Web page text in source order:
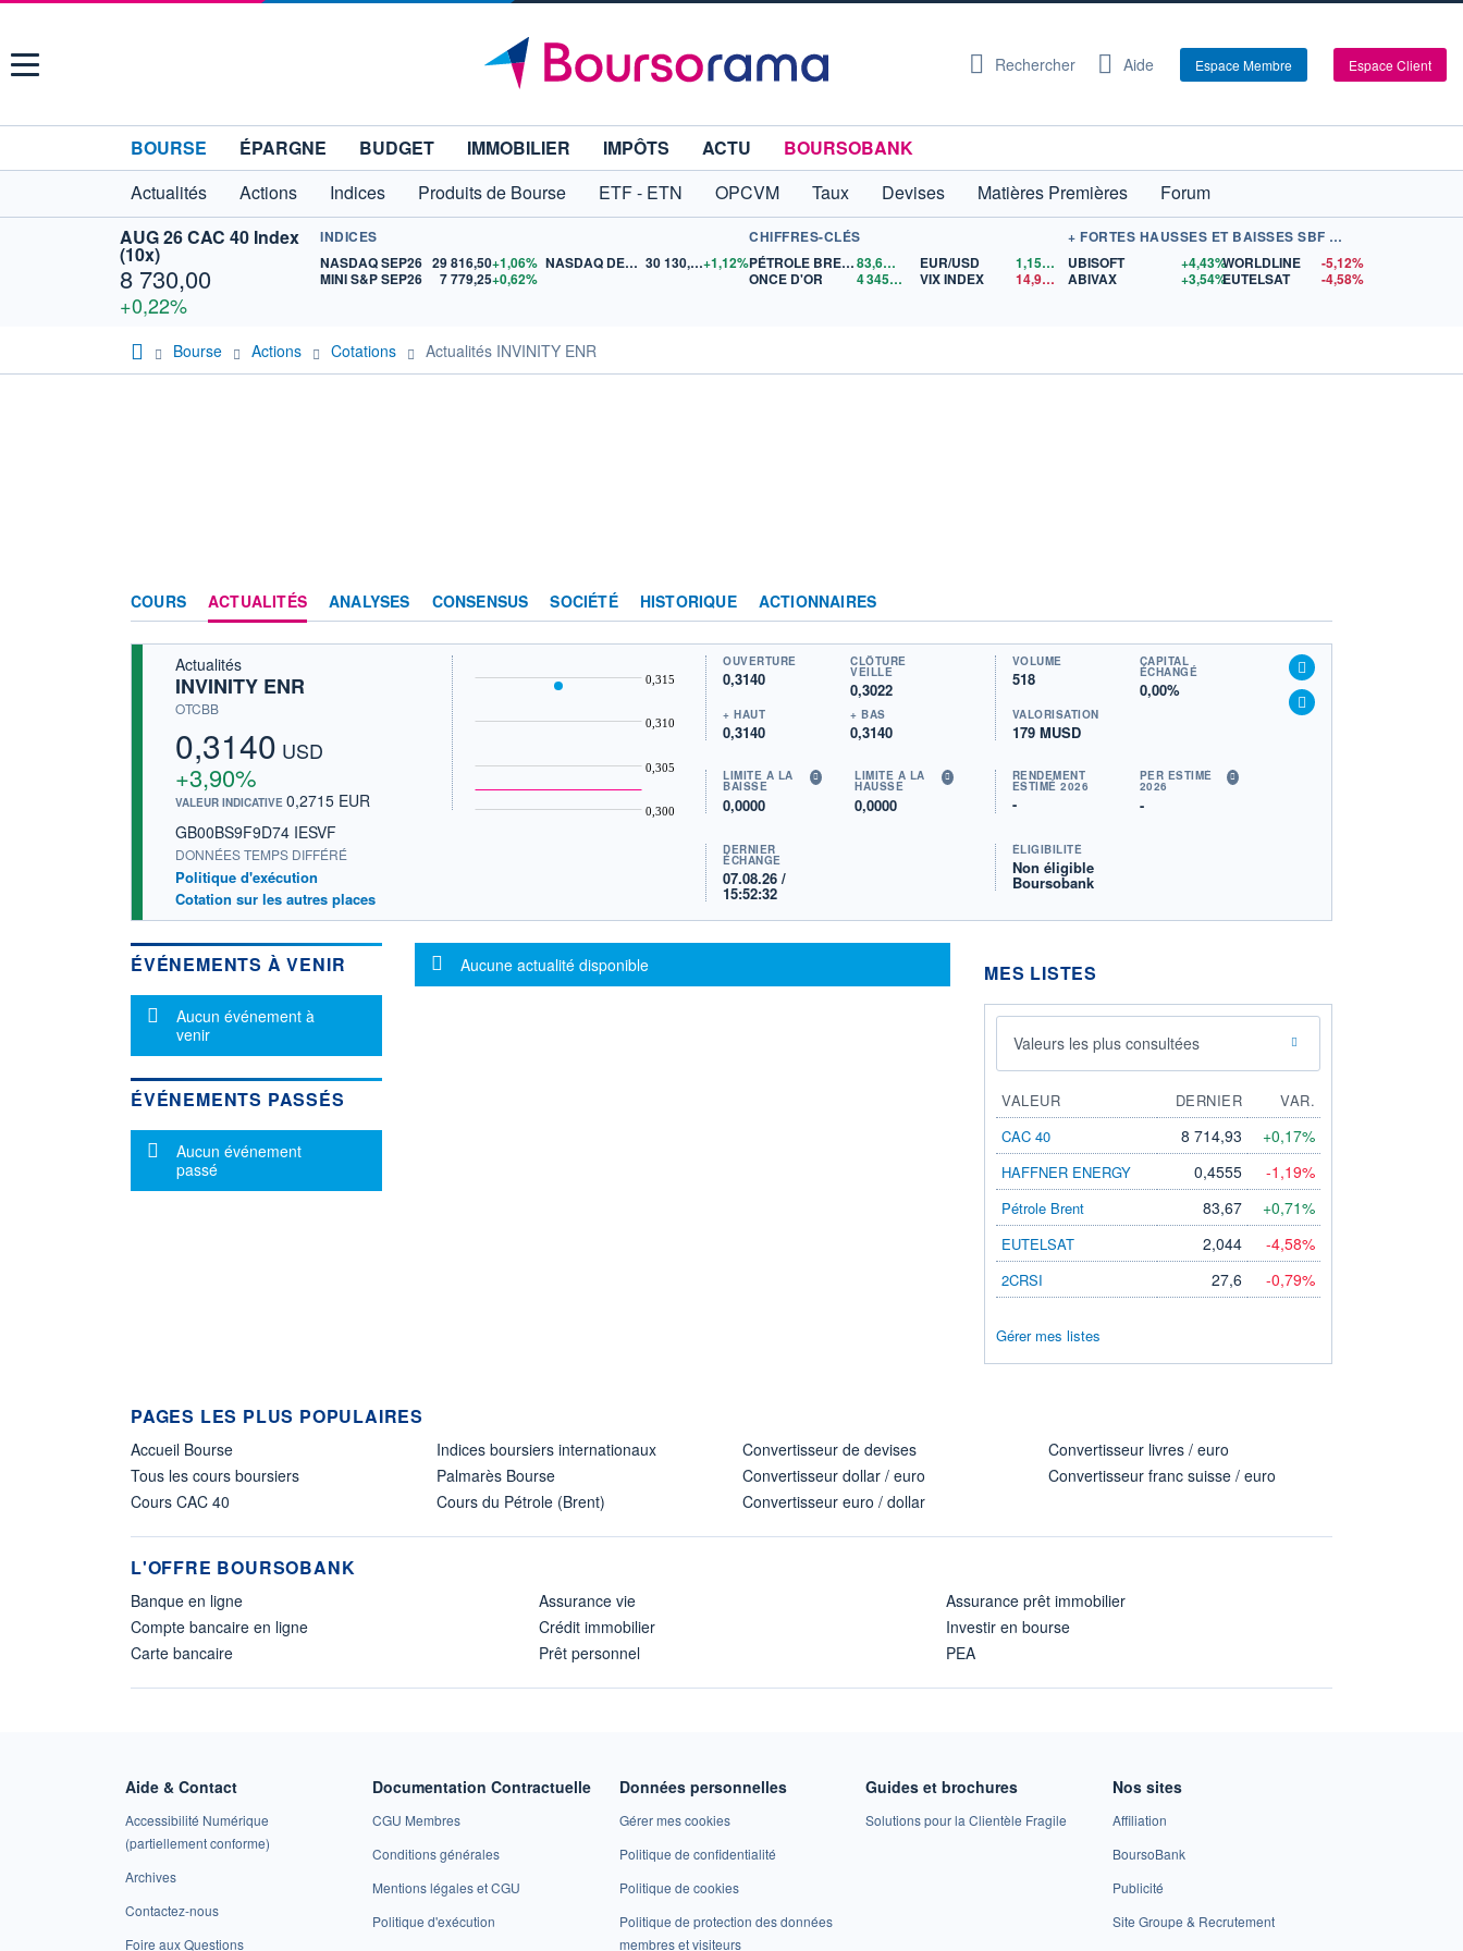
Menu Rechercher Aide Espace Membre Espace Client
BOURSE ÉPARGNE BUDGET IMMOBILIER IMPÔTS ACTU
BOURSOBANK
Actualités
Actions Indices Produits de Bourse ETF - ETN OPCVM Taux Devises Matières Premières
Forum
AUG 26 CAC 40 Index
(10x)
8 730,00
+0,22%
INDICES
NASDAQ SEP26 29 816,50+1,06%
MINI S&P SEP26
7 779,25+0,62%
NASDAQ DEC26 30 130,00+1,12%
CHIFFRES-CLÉS
PÉTROLE BRENT
83,67$US
ONCE D'OR
4 345,56 $US
EUR/USD 1,1564
$US
VIX INDEX
14,92$US
+ FORTES HAUSSES ET BAISSES SBF 120
UBISOFT
+4,43%
ABIVAX
+3,54%
WORLDLINE
-5,12%
EUTELSAT
-4,58%
Bourse Actions Cotations Actualités INVINITY ENR
COURS ACTUALITÉS ANALYSES CONSENSUS SOCIÉTÉ HISTORIQUE ACTIONNAIRES
Actualités
INVINITY ENR
OTCBB
0,3140 USD
+3,90%
VALEUR INDICATIVE 0,2715 EUR
GB00BS9F9D74 IESVF
DONNÉES TEMPS DIFFÉRÉ
Politique d'exécution
Cotation sur les autres places
0,300
0,305
0,310
0,315
OUVERTURE
0,3140
CLÔTURE
VEILLE
0,3022
+ HAUT
0,3140
+ BAS
0,3140
VOLUME
518
CAPITAL
ÉCHANGÉ
0,00%
VALORISATION
179 MUSD
LIMITE À LA
BAISSE
0,0000
LIMITE À LA
HAUSSE
0,0000
RENDEMENT
ESTIMÉ 2026
-
PER ESTIMÉ
2026
-
DERNIER
ÉCHANGE
07.08.26 /
15:52:32
ÉLIGIBILITÉ
Non éligible
Boursobank
ÉVÉNEMENTS À VENIR
Message d'information
Aucun événement à
venir
ÉVÉNEMENTS PASSÉS
Message d'information
Aucun événement
passé
Message d'information
Aucune actualité disponible MES LISTES
Valeurs les plus consultées
VALEUR DERNIER
VAR.
CAC 40
8 714,93 +0,17%
HAFFNER ENERGY 0,4555 -1,19%
Pétrole Brent 83,67 +0,71%
EUTELSAT 2,044 -4,58%
2CRSI 27,6 -0,79%
Gérer mes listes
PAGES LES PLUS POPULAIRES
Accueil Bourse
Tous les cours boursiers
Cours CAC 40
Indices boursiers internationaux
Palmarès Bourse
Cours du Pétrole (Brent)
Convertisseur de devises
Convertisseur dollar / euro
Convertisseur euro / dollar
Convertisseur livres / euro
Convertisseur franc suisse / euro
L'OFFRE BOURSOBANK
Banque en ligne
Compte bancaire en ligne
Carte bancaire
Assurance vie
Crédit immobilier
Prêt personnel
Assurance prêt immobilier
Investir en bourse
PEA
Aide & Contact
Accessibilité Numérique
(partiellement conforme)
Archives
Contactez-nous
Foire aux Questions
Documentation Contractuelle
CGU Membres
Conditions générales
Mentions légales et CGU
Politique d'exécution
Données personnelles
Gérer mes cookies
Politique de confidentialité
Politique de cookies
Politique de protection des données
membres et visiteurs
Guides et brochures
Solutions pour la Clientèle Fragile
Nos sites
Affiliation
BoursoBank
Publicité
Site Groupe & Recrutement